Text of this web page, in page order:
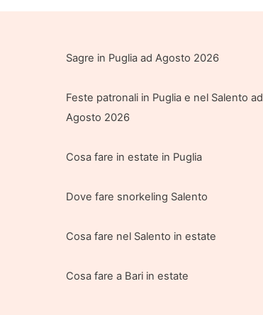
Sagre in Puglia ad Agosto 2026
Feste patronali in Puglia e nel Salento ad
Agosto 2026
Cosa fare in estate in Puglia
Dove fare snorkeling Salento
Cosa fare nel Salento in estate
Cosa fare a Bari in estate